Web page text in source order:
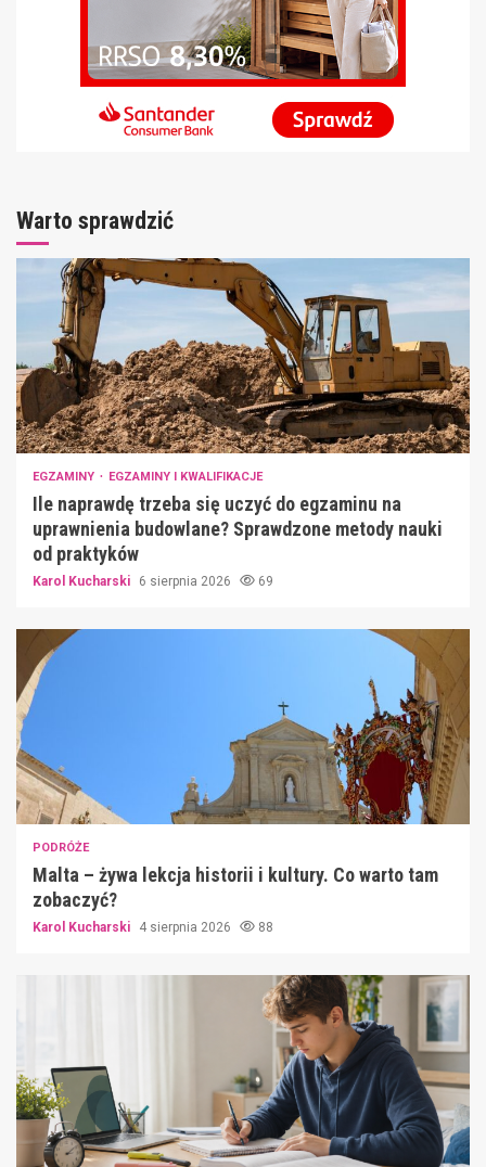
Warto sprawdzić
EGZAMINY EGZAMINY I KWALIFIKACJE
Ile naprawdę trzeba się uczyć do egzaminu na
uprawnienia budowlane? Sprawdzone metody nauki
od praktyków
Karol Kucharski 6 sierpnia 2026 69
PODRÓŻE
Malta – żywa lekcja historii i kultury. Co warto tam
zobaczyć?
Karol Kucharski 4 sierpnia 2026 88